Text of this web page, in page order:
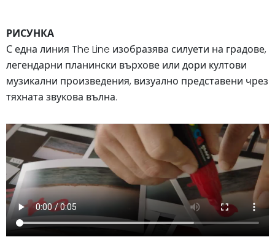
РИСУНКА
С една линия The Line изобразява силуети на градове,
легендарни планински върхове или дори култови
музикални произведения, визуално представени чрез
тяхната звукова вълна.